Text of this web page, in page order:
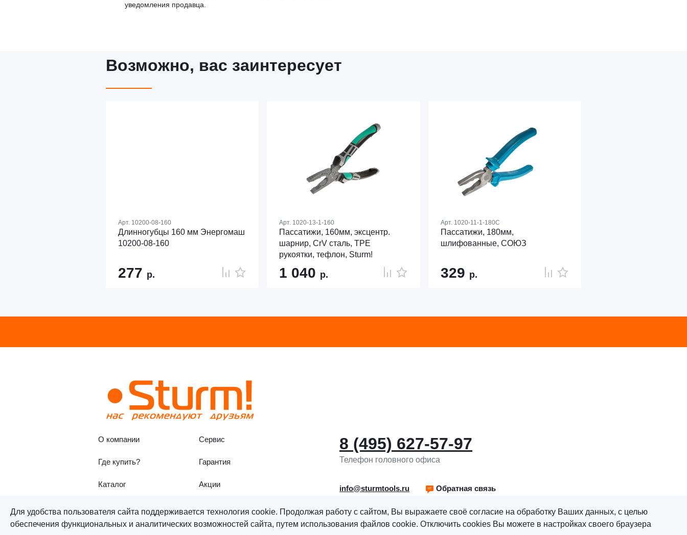
уведомления продавца.
Возможно, вас заинтересует
Арт. 10200-08-160
Длинногубцы 160 мм Энергомаш
10200-08-160
277 р.
Арт. 1020-13-1-160
Пассатижи, 160мм, эксцентр.
шарнир, CrV сталь, TPE
рукоятки, тефлон, Sturm!
1 040 р.
Арт. 1020-11-1-180C
Пассатижи, 180мм,
шлифованные, СОЮЗ
329 р.
О компании Сервис
Где купить? Гарантия
Каталог Акции
8 (495) 627-57-97
Телефон головного офиса
info@sturmtools.ru Обратная связь
Для удобства пользователя сайта поддерживается технология cookie. Продолжая работу с сайтом, Вы выражаете своё согласие на обработку Ваших данных, с целью
обеспечения функциональных и аналитических возможностей сайта, путем использования файлов cookie. Отключить cookies Вы можете в настройках своего браузера